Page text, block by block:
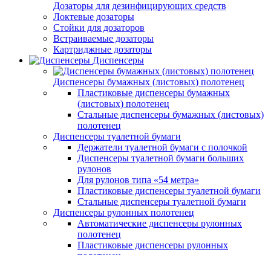
Дозаторы для дезинфицирующих средств
Локтевые дозаторы
Стойки для дозаторов
Встраиваемые дозаторы
Картриджные дозаторы
Диспенсеры
Диспенсеры бумажных (листовых) полотенец
Пластиковые диспенсеры бумажных
(листовых) полотенец
Стальные диспенсеры бумажных (листовых)
полотенец
Диспенсеры туалетной бумаги
Держатели туалетной бумаги с полочкой
Диспенсеры туалетной бумаги больших
рулонов
Для рулонов типа «54 метра»
Пластиковые диспенсеры туалетной бумаги
Стальные диспенсеры туалетной бумаги
Диспенсеры рулонных полотенец
Автоматические диспенсеры рулонных
полотенец
Пластиковые диспенсеры рулонных